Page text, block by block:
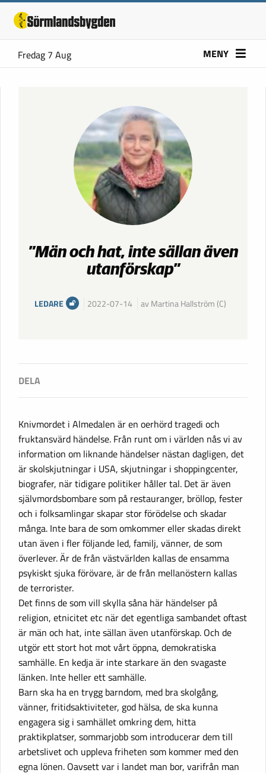
Fredag 7 Aug MENY
”Män och hat, inte sällan även
utanförskap”
LEDARE 2022-07-14 av Martina Hallström (C)
Knivmordet i Almedalen är en oerhörd tragedi och
fruktansvärd händelse. Från runt om i världen nås vi av
information om liknande händelser nästan dagligen, det
är skolskjutningar i USA, skjutningar i shoppingcenter,
biografer, när tidigare politiker håller tal. Det är även
självmordsbombare som på restauranger, bröllop, fester
och i folksamlingar skapar stor förödelse och skadar
många. Inte bara de som omkommer eller skadas direkt
utan även i fler följande led, familj, vänner, de som
överlever. Är de från västvärlden kallas de ensamma
psykiskt sjuka förövare, är de från mellanöstern kallas
de terrorister.
Det finns de som vill skylla såna här händelser på
religion, etnicitet etc när det egentliga sambandet oftast
är män och hat, inte sällan även utanförskap. Och de
utgör ett stort hot mot vårt öppna, demokratiska
samhälle. En kedja är inte starkare än den svagaste
länken. Inte heller ett samhälle.
Barn ska ha en trygg barndom, med bra skolgång,
vänner, fritidsaktiviteter, god hälsa, de ska kunna
engagera sig i samhället omkring dem, hitta
praktikplatser, sommarjobb som introducerar dem till
arbetslivet och uppleva friheten som kommer med den
egna lönen. Oavsett var i landet man bor, varifrån man